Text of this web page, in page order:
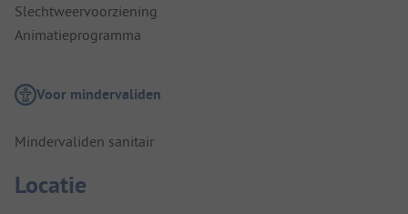
Slechtweervoorziening
Animatieprogramma
Voor mindervaliden
Mindervaliden sanitair
Locatie